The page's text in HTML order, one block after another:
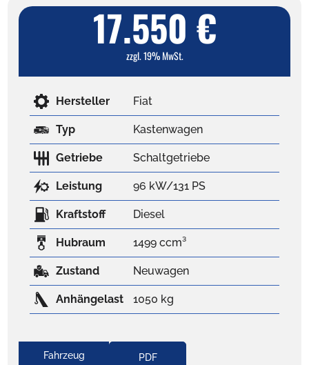
17.550 €
zzgl. 19% MwSt.
Hersteller Fiat
Typ Kastenwagen
Getriebe Schaltgetriebe
Leistung 96 kW/131 PS
Kraftstoff Diesel
Hubraum 1499 ccm³
Zustand Neuwagen
Anhängelast 1050 kg
Fahrzeug
PDF